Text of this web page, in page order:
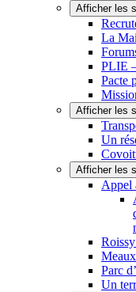
Afficher les
La
PLIE
Pacte
Afficher les
Un
Afficher les
Appel
Parc
Un